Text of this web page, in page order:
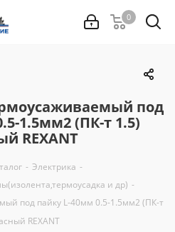
0
под
1.5мм2 (ПК-т 1.5)
REXANT
- Электрика -
и др) -
под пайку L-40мм 0.5-1.5мм2 (ПК-т
REXANT